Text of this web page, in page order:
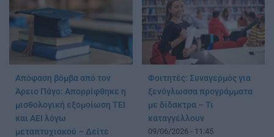
Απόφαση βόμβα από τον
Άρειο Πάγο: Απορρίφθηκε η
μισθολογική εξομοίωση ΤΕΙ
και ΑΕΙ λόγω
μεταπτυχιακού – Δείτε
Φοιτητές: Συναγερμός για
ξενόγλωσσα προγράμματα
με δίδακτρα – Τι
καταγγέλλουν
09/06/2026 - 11:45